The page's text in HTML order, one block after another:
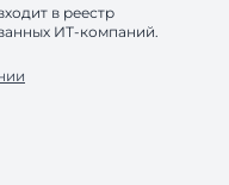
в реестр
ИТ-компаний.